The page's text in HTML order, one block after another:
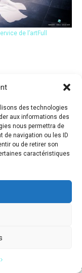
des technologies
aux informations des
nous permettra de
de navigation ou les ID
ou de retirer son
caractéristiques
de l’art Full
Reserved.